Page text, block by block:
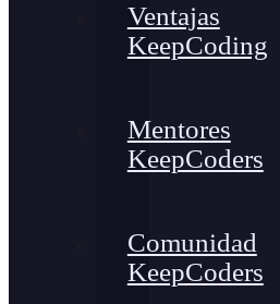
Ventajas
KeepCoding
Mentores
KeepCoders
Comunidad
KeepCoders